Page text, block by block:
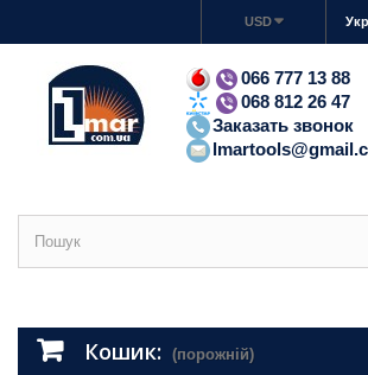
USD
066 777 13 88
068 812 26 47
Заказать звонок
Кошик: (порожній)